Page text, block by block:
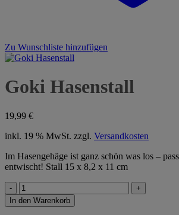
Zu Wunschliste hinzufügen
Goki Hasenstall
19,99 €
inkl. 19 % MwSt. zzgl. Versandkosten
Im Hasengehäge ist ganz schön was los –
entwischt! Stall 15 x 8,2 x 11 cm
Goki
Hasenstall
Menge
In den Warenkorb